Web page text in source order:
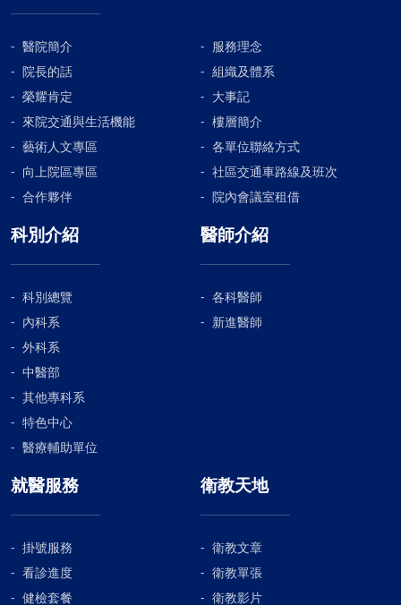
醫院簡介
服務理念
院長的話
組織及體系
榮耀肯定
大事記
來院交通與生活機能
樓層簡介
藝術人文專區
各單位聯絡方式
向上院區專區
社區交通車路線及班次
合作夥伴
院內會議室租借
科別介紹
科別總覽
內科系
外科系
中醫部
其他專科系
特色中心
醫療輔助單位
醫師介紹
各科醫師
新進醫師
就醫服務
掛號服務
看診進度
健檢套餐
衛教天地
衛教文章
衛教單張
衛教影片